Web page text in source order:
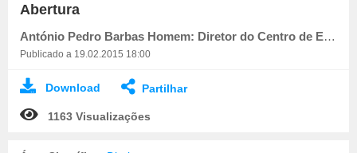
Abertura
António Pedro Barbas Homem: Diretor do Centro de Estudos Judiciários
Publicado a 19.02.2015 18:00
Download Partilhar
1163 Visualizações